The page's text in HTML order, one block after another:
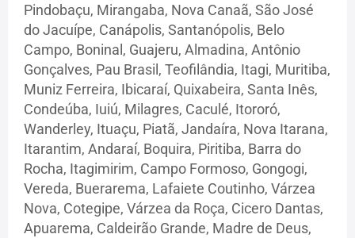
Pindobaçu, Mirangaba, Nova Canaã, São José
do Jacuípe, Canápolis, Santanópolis, Belo
Campo, Boninal, Guajeru, Almadina, Antônio
Gonçalves, Pau Brasil, Teofilândia, Itagi, Muritiba,
Muniz Ferreira, Ibicaraí, Quixabeira, Santa Inês,
Condeúba, Iuiú, Milagres, Caculé, Itororó,
Wanderley, Ituaçu, Piatã, Jandaíra, Nova Itarana,
Itarantim, Andaraí, Boquira, Piritiba, Barra do
Rocha, Itagimirim, Campo Formoso, Gongogi,
Vereda, Buerarema, Lafaiete Coutinho, Várzea
Nova, Cotegipe, Várzea da Roça, Cicero Dantas,
Apuarema, Caldeirão Grande, Madre de Deus,